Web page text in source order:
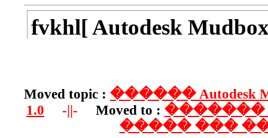
fvkhl[
Moved topic :
1.0
-||-
Moved